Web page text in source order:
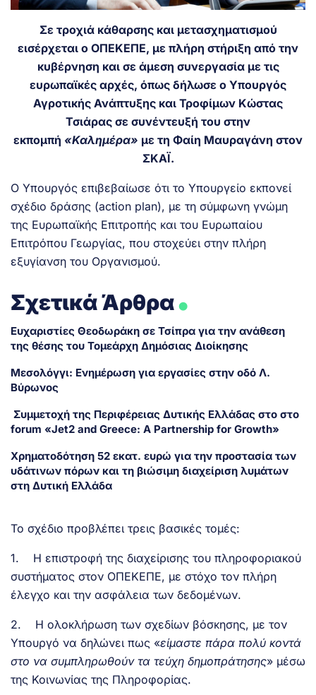
Σε τροχιά κάθαρσης και μετασχηματισμού
εισέρχεται ο ΟΠΕΚΕΠΕ, με πλήρη στήριξη από την
κυβέρνηση και σε άμεση συνεργασία με τις
ευρωπαϊκές αρχές, όπως δήλωσε ο Υπουργός
Αγροτικής Ανάπτυξης και Τροφίμων Κώστας
Τσιάρας σε συνέντευξή του στην
εκπομπή «Καλημέρα» με τη Φαίη Μαυραγάνη στον
ΣΚΑΪ.
Ο Υπουργός επιβεβαίωσε ότι το Υπουργείο εκπονεί
σχέδιο δράσης (action plan), με τη σύμφωνη γνώμη
της Ευρωπαϊκής Επιτροπής και του Ευρωπαίου
Επιτρόπου Γεωργίας, που στοχεύει στην πλήρη
εξυγίανση του Οργανισμού.
Σχετικά Άρθρα.
Ευχαριστίες Θεοδωράκη σε Τσίπρα για την ανάθεση
της θέσης του Τομεάρχη Δημόσιας Διοίκησης
Μεσολόγγι: Ενημέρωση για εργασίες στην οδό Λ.
Βύρωνος
Συμμετοχή της Περιφέρειας Δυτικής Ελλάδας στο στο
forum «Jet2 and Greece: A Partnership for Growth»
Χρηματοδότηση 52 εκατ. ευρώ για την προστασία των
υδάτινων πόρων και τη βιώσιμη διαχείριση λυμάτων
στη Δυτική Ελλάδα
Το σχέδιο προβλέπει τρεις βασικές τομές:
1. Η επιστροφή της διαχείρισης του πληροφοριακού
συστήματος στον ΟΠΕΚΕΠΕ, με στόχο τον πλήρη
έλεγχο και την ασφάλεια των δεδομένων.
2. Η ολοκλήρωση των σχεδίων βόσκησης, με τον
Υπουργό να δηλώνει πως «είμαστε πάρα πολύ κοντά
στο να συμπληρωθούν τα τεύχη δημοπράτησης» μέσω
της Κοινωνίας της Πληροφορίας.